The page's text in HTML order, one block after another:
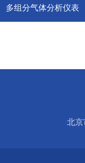
多组分气体分析仪表
北京